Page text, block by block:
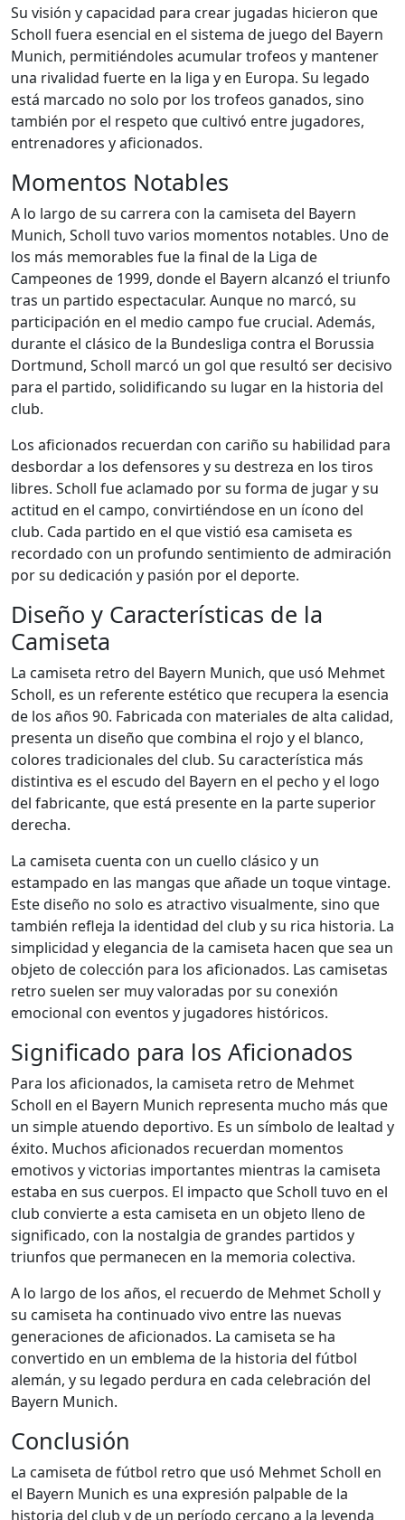
Su visión y capacidad para crear jugadas hicieron que
Scholl fuera esencial en el sistema de juego del Bayern
Munich, permitiéndoles acumular trofeos y mantener
una rivalidad fuerte en la liga y en Europa. Su legado
está marcado no solo por los trofeos ganados, sino
también por el respeto que cultivó entre jugadores,
entrenadores y aficionados.
Momentos Notables
A lo largo de su carrera con la camiseta del Bayern
Munich, Scholl tuvo varios momentos notables. Uno de
los más memorables fue la final de la Liga de
Campeones de 1999, donde el Bayern alcanzó el triunfo
tras un partido espectacular. Aunque no marcó, su
participación en el medio campo fue crucial. Además,
durante el clásico de la Bundesliga contra el Borussia
Dortmund, Scholl marcó un gol que resultó ser decisivo
para el partido, solidificando su lugar en la historia del
club.
Los aficionados recuerdan con cariño su habilidad para
desbordar a los defensores y su destreza en los tiros
libres. Scholl fue aclamado por su forma de jugar y su
actitud en el campo, convirtiéndose en un ícono del
club. Cada partido en el que vistió esa camiseta es
recordado con un profundo sentimiento de admiración
por su dedicación y pasión por el deporte.
Diseño y Características de la
Camiseta
La camiseta retro del Bayern Munich, que usó Mehmet
Scholl, es un referente estético que recupera la esencia
de los años 90. Fabricada con materiales de alta calidad,
presenta un diseño que combina el rojo y el blanco,
colores tradicionales del club. Su característica más
distintiva es el escudo del Bayern en el pecho y el logo
del fabricante, que está presente en la parte superior
derecha.
La camiseta cuenta con un cuello clásico y un
estampado en las mangas que añade un toque vintage.
Este diseño no solo es atractivo visualmente, sino que
también refleja la identidad del club y su rica historia. La
simplicidad y elegancia de la camiseta hacen que sea un
objeto de colección para los aficionados. Las camisetas
retro suelen ser muy valoradas por su conexión
emocional con eventos y jugadores históricos.
Significado para los Aficionados
Para los aficionados, la camiseta retro de Mehmet
Scholl en el Bayern Munich representa mucho más que
un simple atuendo deportivo. Es un símbolo de lealtad y
éxito. Muchos aficionados recuerdan momentos
emotivos y victorias importantes mientras la camiseta
estaba en sus cuerpos. El impacto que Scholl tuvo en el
club convierte a esta camiseta en un objeto lleno de
significado, con la nostalgia de grandes partidos y
triunfos que permanecen en la memoria colectiva.
A lo largo de los años, el recuerdo de Mehmet Scholl y
su camiseta ha continuado vivo entre las nuevas
generaciones de aficionados. La camiseta se ha
convertido en un emblema de la historia del fútbol
alemán, y su legado perdura en cada celebración del
Bayern Munich.
Conclusión
La camiseta de fútbol retro que usó Mehmet Scholl en
el Bayern Munich es una expresión palpable de la
historia del club y de un período cercano a la leyenda